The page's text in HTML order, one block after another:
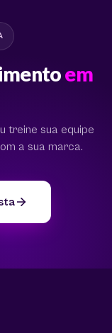
em
treine sua equipe
a sua marca.